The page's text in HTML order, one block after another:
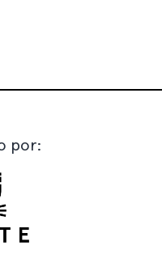
por: